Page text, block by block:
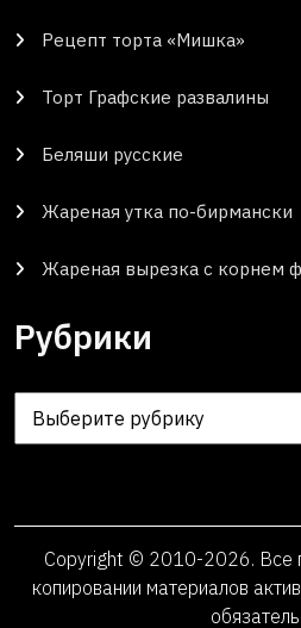
Рецепт торта «Мишка»
Торт Графские развалины
Беляши русские
Жареная утка по-бирмански
Жареная вырезка с корнем
Рубрики
Рубрики
Copyright © 2010-2026. Все
копировании материалов